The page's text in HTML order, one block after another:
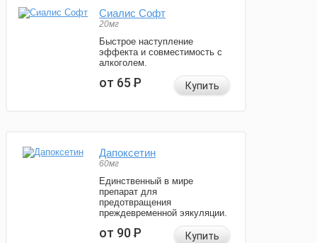
Сиалис Софт
20мг
Быстрое наступление
эффекта и совместимость с
алкоголем.
от 65Р Купить
Дапоксетин
60мг
Единственный в мире
препарат для
предотвращения
преждевременной эякуляции.
от 90Р Купить